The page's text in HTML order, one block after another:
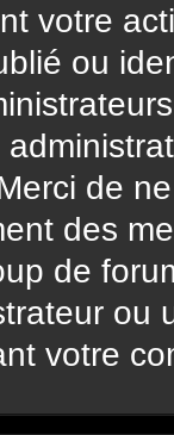
votre
ou
de
des
de
ou
votre